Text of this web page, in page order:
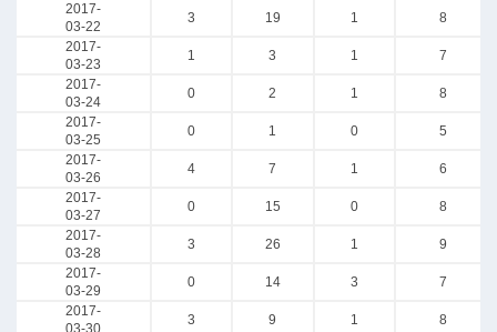
2017-
03-22
3 19 1
8
2017-
03-23
1 3 1
7
2017-
03-24
0 2 1
8
2017-
03-25
0 1 0
5
2017-
03-26
4 7 1
6
2017-
03-27
0 15 0
8
2017-
03-28
3 26 1
9
2017-
03-29
0 14 3
7
2017-
03-30
3 9 1
8